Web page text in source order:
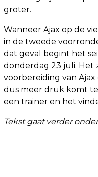
groter.
Wanneer Ajax op de
in de tweede
dat geval begint het
donderdag 23 juli.
voorbereiding van
dus meer druk komt
een trainer en het
Tekst gaat verder